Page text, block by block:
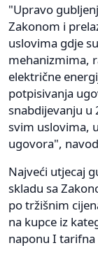
"Upravo
Zakonom i
uslovima gdje
mehanizmima,
električne
potpisivanja
snabdijevanju u
svim uslovima,
ugovora",
Najveći utjecaj
skladu sa
po tržišnim
na kupce iz
naponu I